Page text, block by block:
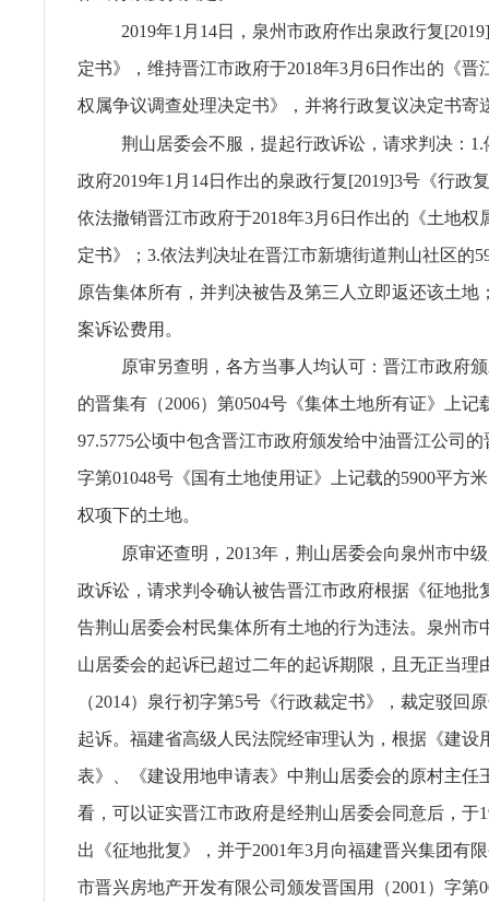
2019年1月14日，泉州市政府作出泉政行复
定书》，维持晋江市政府于2018年3月6日作出的《晋
权属争议调查处理决定书》，并将行政复议决定书寄
荆山居委会不服，提起行政诉讼，请求判决：
政府2019年1月14日作出的泉政行复[2019]3号《行政
依法撤销晋江市政府于2018年3月6日作出的《土地权
定书》；3.依法判决址在晋江市新塘街道荆山社区的
原告集体所有，并判决被告及第三人立即返还该土地
案诉讼费用。
原审另查明，各方当事人均认可：晋江市政府
的晋集有（2006）第0504号《集体土地所有证》上记
97.5775公顷中包含晋江市政府颁发给中油晋江公司的
字第01048号《国有土地使用证》上记载的5900平方
权项下的土地。
原审还查明，2013年，荆山居委会向泉州市中
政诉讼，请求判令确认被告晋江市政府根据《征地批
告荆山居委会村民集体所有土地的行为违法。泉州市
山居委会的起诉已超过二年的起诉期限，且无正当理
（2014）泉行初字第5号《行政裁定书》，裁定驳回
起诉。福建省高级人民法院经审理认为，根据《建设
表》、《建设用地申请表》中荆山居委会的原村主任
看，可以证实晋江市政府是经荆山居委会同意后，于
出《征地批复》，并于2001年3月向福建晋兴集团有
市晋兴房地产开发有限公司颁发晋国用（2001）字第